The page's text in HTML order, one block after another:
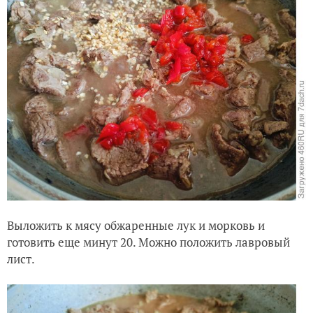
Выложить к мясу обжаренные лук и морковь и
готовить еще минут 20. Можно положить лавровый
лист.